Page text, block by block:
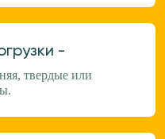
-
твердые или